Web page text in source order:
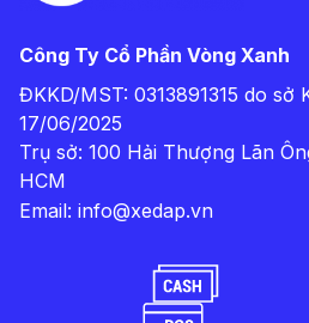
Công Ty Cổ Phần Vòng Xanh
ĐKKD/MST: 0313891315 do sở
17/06/2025
Trụ sở: 100 Hải Thượng Lãn
HCM
Email: info@xedap.vn